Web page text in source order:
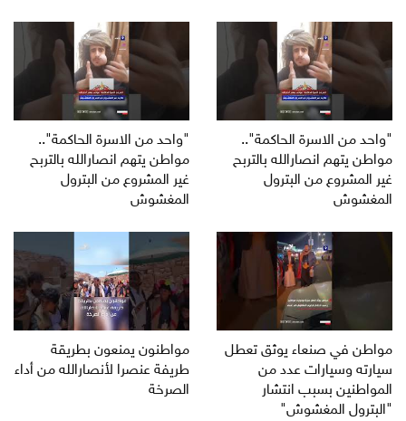
"واحد من الاسرة الحاكمة"..
مواطن يتهم انصارالله بالتربح
غير المشروع من البترول
المغشوش
"واحد من الاسرة الحاكمة"..
مواطن يتهم انصارالله بالتربح
غير المشروع من البترول
المغشوش
مواطن في صنعاء يوثق تعطل
سيارته وسيارات عدد من
المواطنين بسبب انتشار
"البترول المغشوش"
مواطنون يمنعون بطريقة
طريفة عنصرا لأنصارالله من أداء
الصرخة